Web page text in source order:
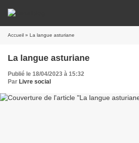
Accueil » La langue asturiane
La langue asturiane
Publié le 18/04/2023 à 15:32
Par Livre social